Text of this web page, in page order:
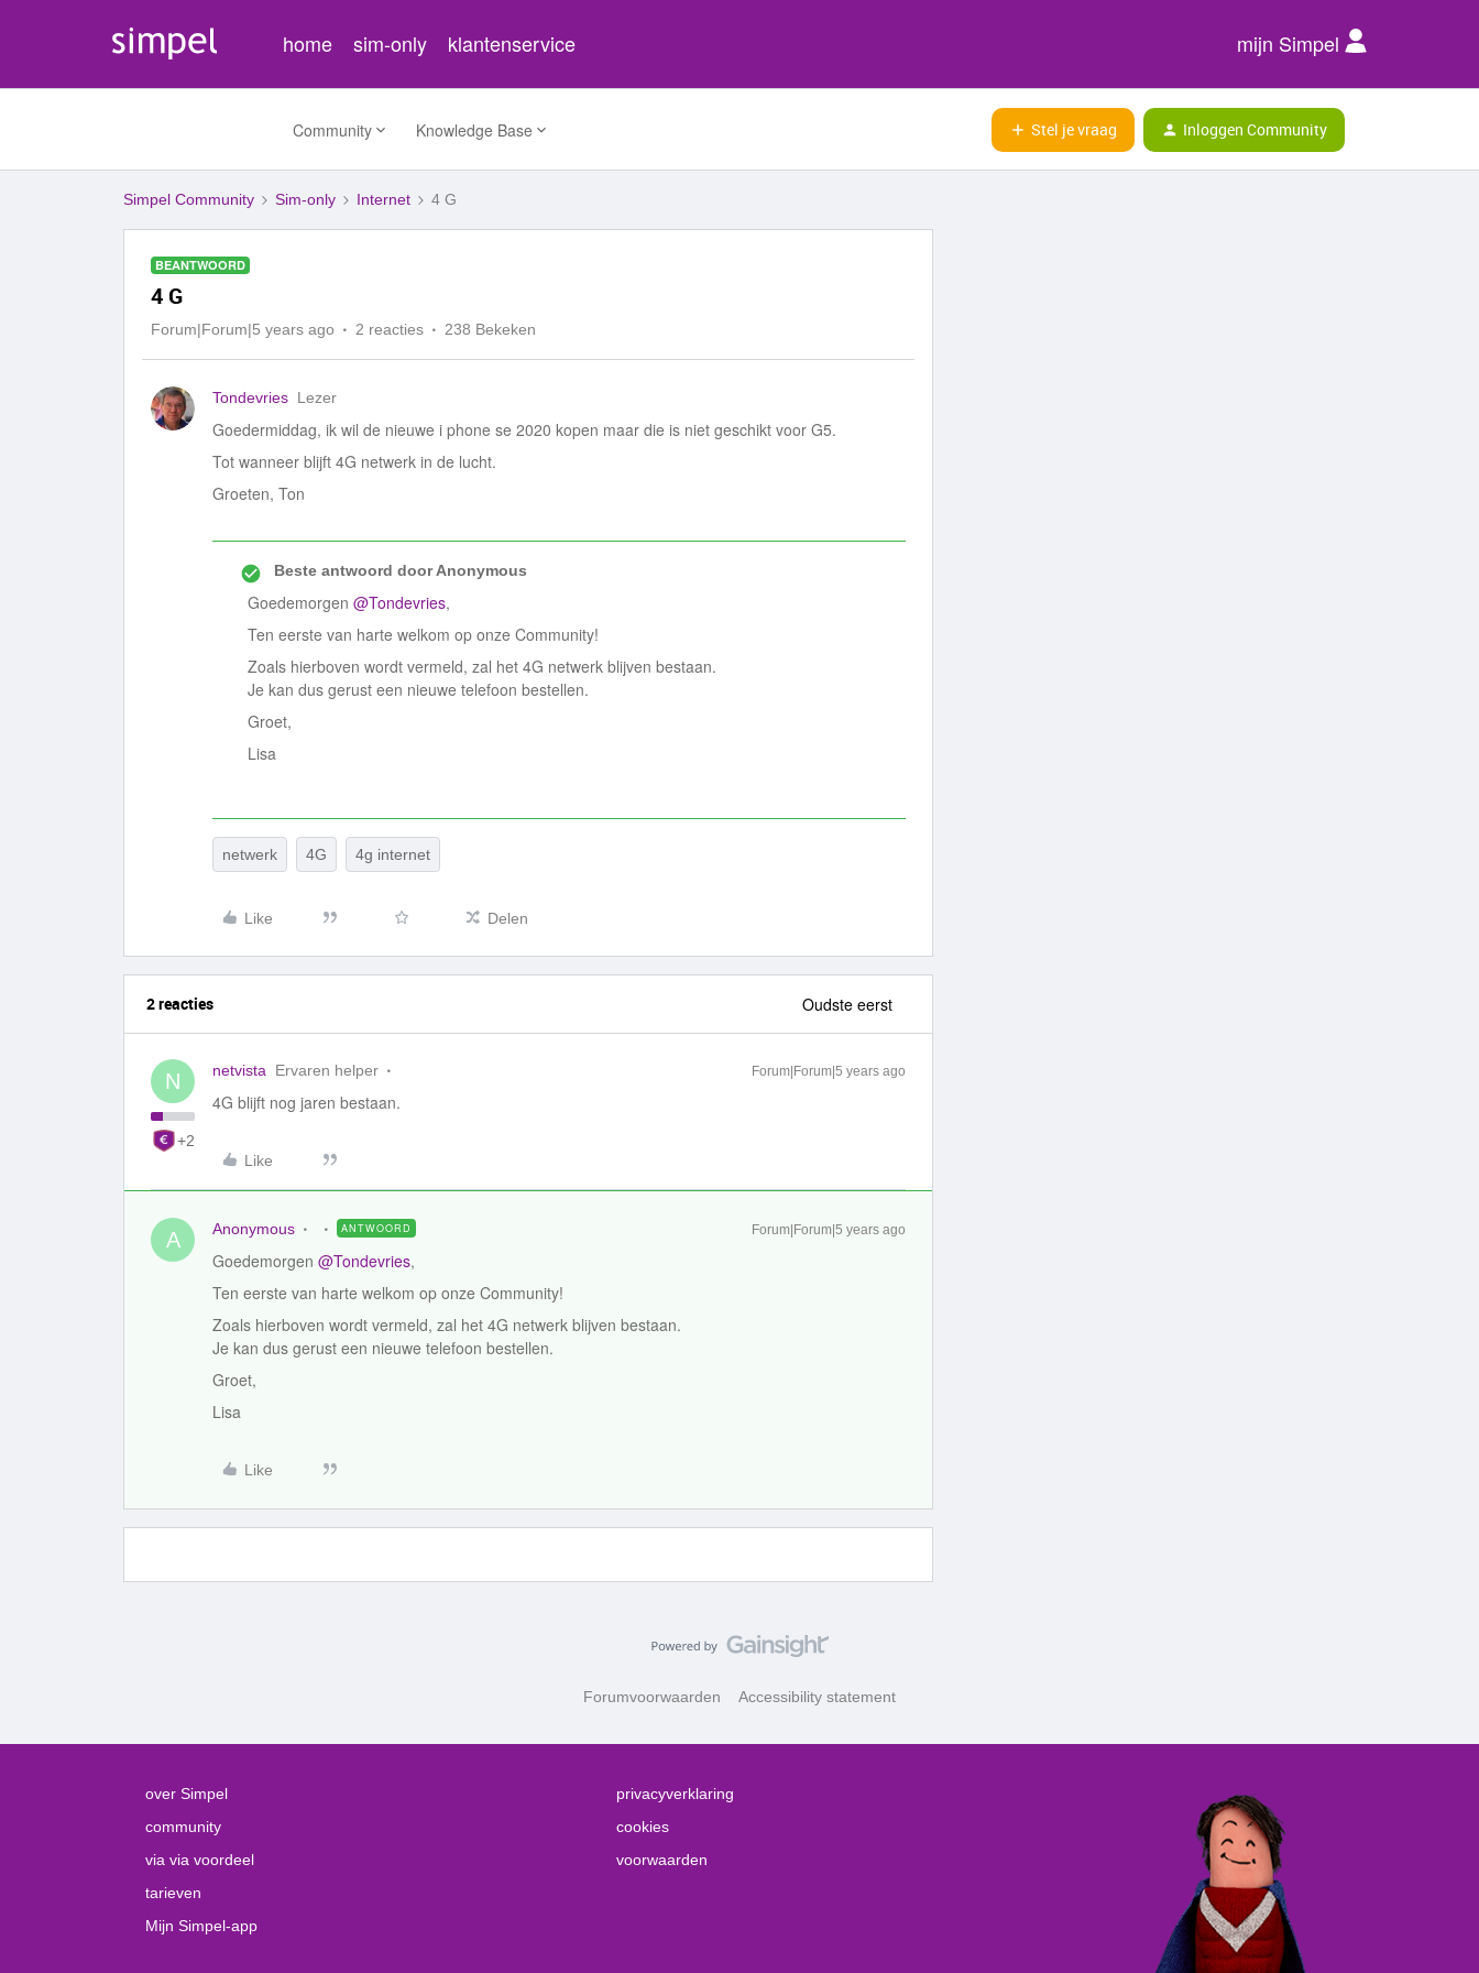
home sim-only klantenservice mijn Simpel
Community Knowledge Base Stel je vraag Inloggen Community
Simpel Community Sim-only Internet 4 G
BEANTWOORD
4 G
Forum|Forum|5 years ago 2 reacties 238 Bekeken
Tondevries Lezer
Goedermiddag, ik wil de nieuwe i phone se 2020 kopen maar die is niet geschikt voor G5.
Tot wanneer blijft 4G netwerk in de lucht.
Groeten, Ton
Beste antwoord doorAnonymous
Goedemorgen @Tondevries,
Ten eerste van harte welkom op onze Community!
Zoals hierboven wordt vermeld, zal het 4G netwerk blijven bestaan.
Je kan dus gerust een nieuwe telefoon bestellen.
Groet,
Lisa
netwerk 4G 4g internet
Like Delen
2 reacties Oudste eerst
N
+2
netvista Ervaren helper Forum|Forum|5 years ago
4G blijft nog jaren bestaan.
Like
A Anonymous ANTWOORD Forum|Forum|5 years ago
Goedemorgen @Tondevries,
Ten eerste van harte welkom op onze Community!
Zoals hierboven wordt vermeld, zal het 4G netwerk blijven bestaan.
Je kan dus gerust een nieuwe telefoon bestellen.
Groet,
Lisa
Like
Forumvoorwaarden Accessibility statement
over Simpel
community
via via voordeel
tarieven
Mijn Simpel-app
privacyverklaring
cookies
voorwaarden